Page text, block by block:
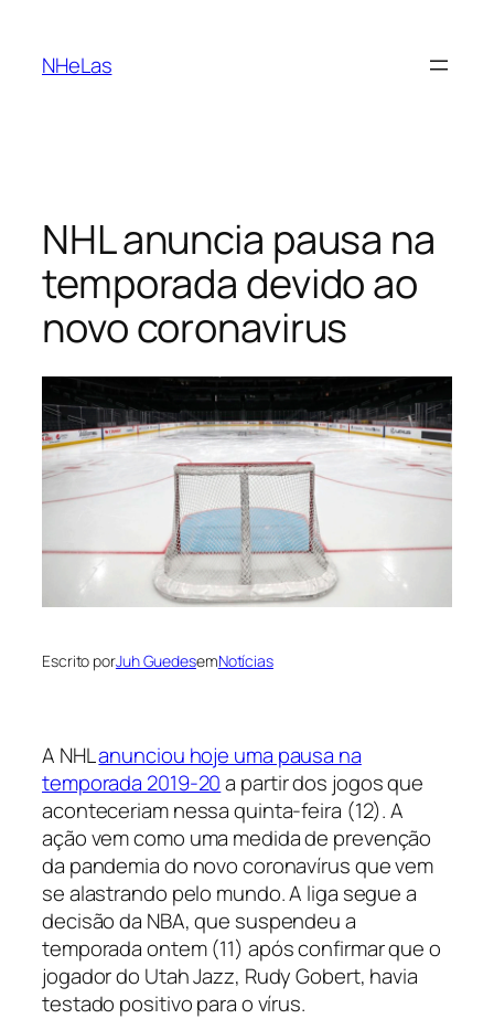
NHeLas
NHL anuncia pausa na
temporada devido ao
novo coronavirus
Escrito porJuh GuedesemNotícias
A NHLanunciou hoje uma pausa na
temporada 2019-20a partir dos jogos que
aconteceriam nessa quinta-feira (12). A
ação vem como uma medida de prevenção
da pandemia do novo coronavírus que vem
se alastrando pelo mundo. A liga segue a
decisão da NBA, que suspendeu a
temporada ontem (11) após confirmar que o
jogador do Utah Jazz, Rudy Gobert, havia
testado positivo para o vírus.